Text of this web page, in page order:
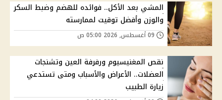
المشي بعد الأكل.. فوائده للهضم وضبط السكر
والوزن وأفضل توقيت لممارسته
نقص المغنيسيوم ورفرفة العين وتشنجات
العضلات.. الأعراض والأسباب ومتى تستدعي
زيارة الطبيب